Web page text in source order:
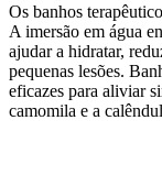
Os banhos
A imersão em água
ajudar a hidratar,
pequenas lesões.
eficazes para aliviar
camomila e a